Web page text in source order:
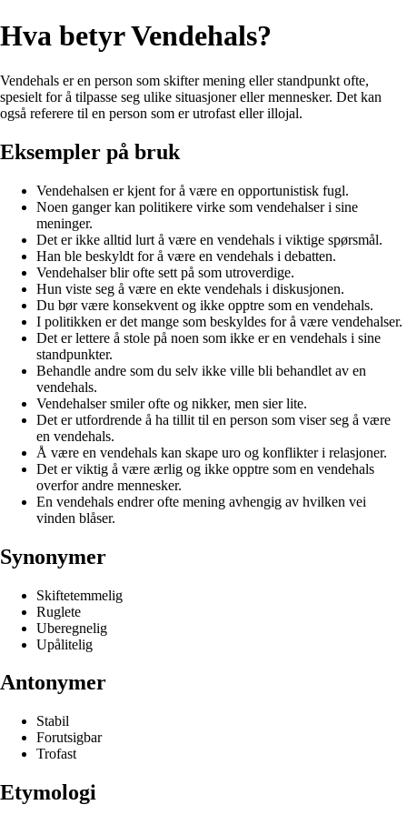
Hva betyr Vendehals?
Vendehals er en person som skifter mening eller standpunkt ofte,
spesielt for å tilpasse seg ulike situasjoner eller mennesker. Det kan
også referere til en person som er utrofast eller illojal.
Eksempler på bruk
Vendehalsen er kjent for å være en opportunistisk fugl.
Noen ganger kan politikere virke som vendehalser i sine
meninger.
Det er ikke alltid lurt å være en vendehals i viktige spørsmål.
Han ble beskyldt for å være en vendehals i debatten.
Vendehalser blir ofte sett på som utroverdige.
Hun viste seg å være en ekte vendehals i diskusjonen.
Du bør være konsekvent og ikke opptre som en vendehals.
I politikken er det mange som beskyldes for å være vendehalser.
Det er lettere å stole på noen som ikke er en vendehals i sine
standpunkter.
Behandle andre som du selv ikke ville bli behandlet av en
vendehals.
Vendehalser smiler ofte og nikker, men sier lite.
Det er utfordrende å ha tillit til en person som viser seg å være
en vendehals.
Å være en vendehals kan skape uro og konflikter i relasjoner.
Det er viktig å være ærlig og ikke opptre som en vendehals
overfor andre mennesker.
En vendehals endrer ofte mening avhengig av hvilken vei
vinden blåser.
Synonymer
Skiftetemmelig
Ruglete
Uberegnelig
Upålitelig
Antonymer
Stabil
Forutsigbar
Trofast
Etymologi